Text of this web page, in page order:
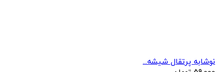
نوشابه پرتقال شیشه...